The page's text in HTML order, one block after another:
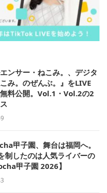
ンサー・ねこみ。、デジタ
み。のぜんぶ。』をLIVE
料公開。Vol.1・Vol.2の2
甲子園、舞台は福岡へ。
制したのは人気ライバーの
甲子園 2026】